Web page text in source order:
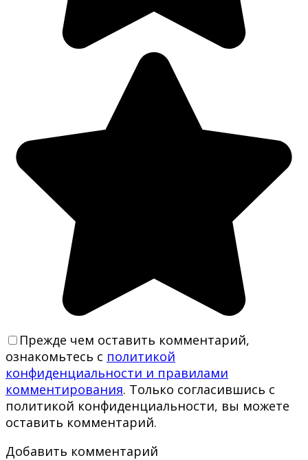
Прежде чем оставить комментарий,
ознакомьтесь с политикой
конфиденциальности и правилами
комментирования. Только согласившись с
политикой конфиденциальности, вы можете
оставить комментарий.
Добавить комментарий